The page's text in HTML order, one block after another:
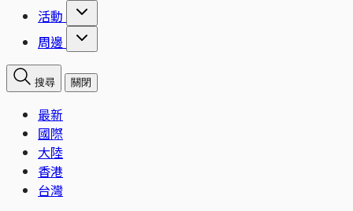
活動
周邊
搜尋 關閉
最新
國際
大陸
香港
台灣